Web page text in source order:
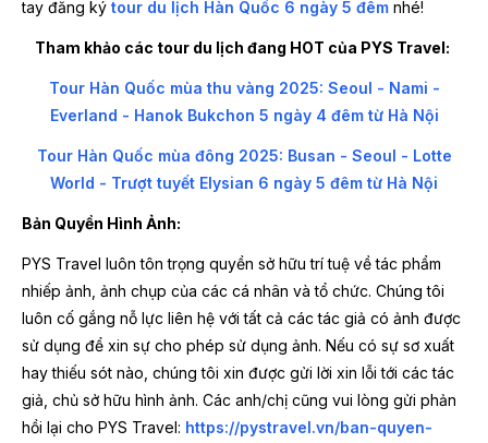
tay đăng ký tour du lịch Hàn Quốc 6 ngày 5 đêm nhé!
Tham khảo các tour du lịch đang HOT của PYS Travel:
Tour Hàn Quốc mùa thu vàng 2025: Seoul - Nami -
Everland - Hanok Bukchon 5 ngày 4 đêm từ Hà Nội
Tour Hàn Quốc mùa đông 2025: Busan - Seoul - Lotte
World - Trượt tuyết Elysian 6 ngày 5 đêm từ Hà Nội
Bản Quyền Hình Ảnh:
PYS Travel luôn tôn trọng quyền sở hữu trí tuệ về tác phẩm
nhiếp ảnh, ảnh chụp của các cá nhân và tổ chức. Chúng tôi
luôn cố gắng nỗ lực liên hệ với tất cả các tác giả có ảnh được
sử dụng để xin sự cho phép sử dụng ảnh. Nếu có sự sơ xuất
hay thiếu sót nào, chúng tôi xin được gửi lời xin lỗi tới các tác
giả, chủ sở hữu hình ảnh. Các anh/chị cũng vui lòng gửi phản
hồi lại cho PYS Travel: https://pystravel.vn/ban-quyen-